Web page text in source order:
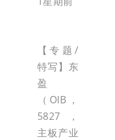
【专题/
特写】东
盈
（OIB，
5827，
主板产业